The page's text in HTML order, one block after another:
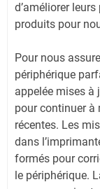
d’améliorer
produits pour
Pour nous
périphérique
appelée mises à
pour continuer à
récentes. Les
dans
formés pour
le périphérique.